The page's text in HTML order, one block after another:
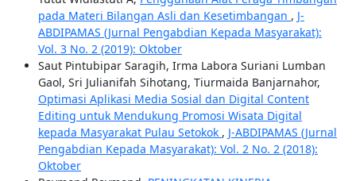
pada Materi Bilangan Asli dan Kesetimbangan , J-
ABDIPAMAS (Jurnal Pengabdian Kepada Masyarakat):
Vol. 3 No. 2 (2019): Oktober
Saut Pintubipar Saragih, Irma Labora Suriani Lumban
Gaol, Sri Julianifah Sihotang, Tiurmaida Banjarnahor,
Optimasi Aplikasi Media Sosial dan Digital Content
Editing untuk Mendukung Promosi Wisata Digital
kepada Masyarakat Pulau Setokok , J-ABDIPAMAS (Jurnal
Pengabdian Kepada Masyarakat): Vol. 2 No. 2 (2018):
Oktober